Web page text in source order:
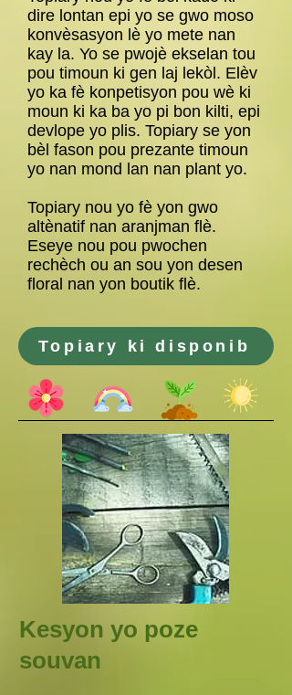
dire lontan epi yo se gwo moso
konvèsasyon lè yo mete nan
kay la. Yo se pwojè ekselan tou
pou timoun ki gen laj lekòl. Elèv
yo ka fè konpetisyon pou wè ki
moun ki ka ba yo pi bon kilti, epi
devlope yo plis. Topiary se yon
bèl fason pou prezante timoun
yo nan mond lan nan plant yo.
Topiary nou yo fè yon gwo
altènatif nan aranjman flè.
Eseye nou pou pwochen
rechèch ou an sou yon desen
floral nan yon boutik flè.
Topiary ki disponib
​Kesyon yo poze
souvan